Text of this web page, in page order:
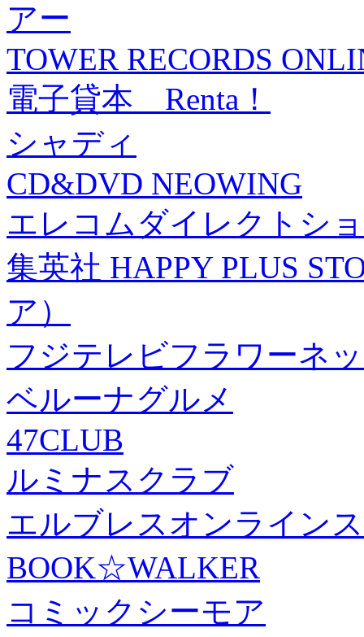
アー
TOWER RECORDS
電子貸本 Renta！
シャディ
CD&DVD NEOWING
エレコムダイレクトシ
集英社 HAPPY PLUS
ア）
フジテレビフラワーネ
ベルーナグルメ
47CLUB
ルミナスクラブ
エルブレスオンライン
BOOK☆WALKER
コミックシーモア